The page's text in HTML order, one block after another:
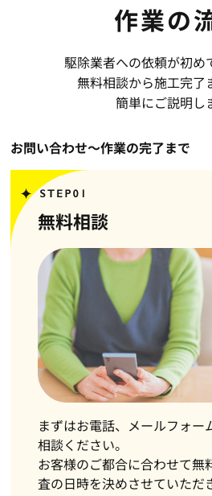
作業の
駆除業者への依頼が初め
無料相談から施工完了
簡単にご説明し
お問い合わせ〜作業の完了まで
無料相談
まずはお電話、メールフォー
相談ください。
お客様のご都合に合わせて無
査の日時を決めさせていただ